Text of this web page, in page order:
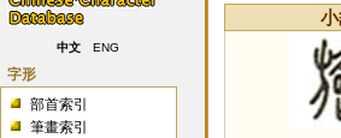
中文 ENG
字形
部首索引
筆畫索引